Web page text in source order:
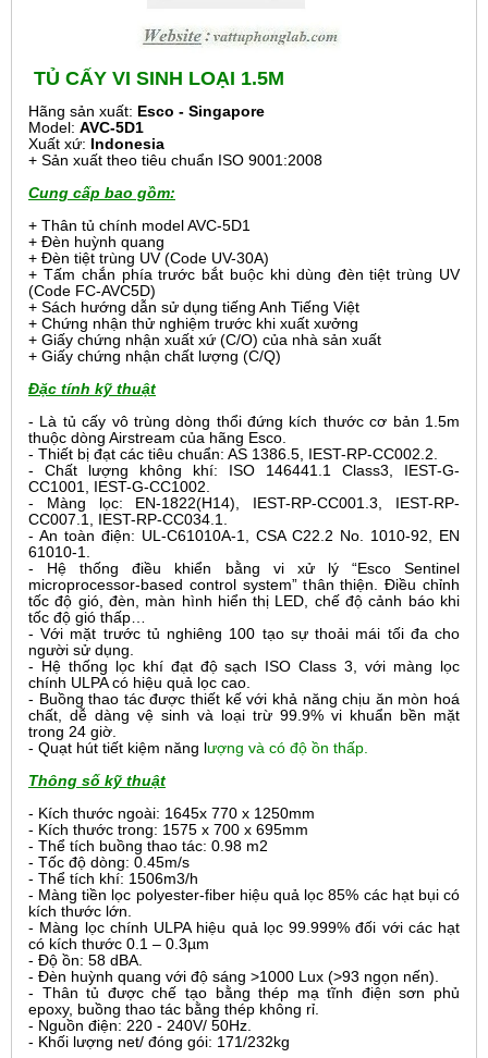
TỦ CẤY VI SINH LOẠI 1.5M
Hãng sản xuất: Esco - Singapore
Model: AVC-5D1
Xuất xứ: Indonesia
+ Sản xuất theo tiêu chuẩn ISO 9001:2008
Cung cấp bao gồm:
+ Thân tủ chính model AVC-5D1
+ Đèn huỳnh quang
+ Đèn tiệt trùng UV (Code UV-30A)
+ Tấm chắn phía trước bắt buộc khi dùng đèn tiệt trùng UV
(Code FC-AVC5D)
+ Sách hướng dẫn sử dụng tiếng Anh Tiếng Việt
+ Chứng nhận thử nghiệm trước khi xuất xưởng
+ Giấy chứng nhận xuất xứ (C/O) của nhà sản xuất
+ Giấy chứng nhận chất lượng (C/Q)
Đặc tính kỹ thuật
- Là tủ cấy vô trùng dòng thổi đứng kích thước cơ bản 1.5m
thuộc dòng Airstream của hãng Esco.
- Thiết bị đạt các tiêu chuẩn: AS 1386.5, IEST-RP-CC002.2.
- Chất lượng không khí: ISO 146441.1 Class3, IEST-G-
CC1001, IEST-G-CC1002.
- Màng lọc: EN-1822(H14), IEST-RP-CC001.3, IEST-RP-
CC007.1, IEST-RP-CC034.1.
- An toàn điện: UL-C61010A-1, CSA C22.2 No. 1010-92, EN
61010-1.
- Hệ thống điều khiển bằng vi xử lý “Esco Sentinel
microprocessor-based control system” thân thiện. Điều chỉnh
tốc độ gió, đèn, màn hình hiển thị LED, chế độ cảnh báo khi
tốc độ gió thấp…
- Với mặt trước tủ nghiêng 100 tạo sự thoải mái tối đa cho
người sử dụng.
- Hệ thống lọc khí đạt độ sạch ISO Class 3, với màng lọc
chính ULPA có hiệu quả lọc cao.
- Buồng thao tác được thiết kế với khả năng chịu ăn mòn hoá
chất, dễ dàng vệ sinh và loại trừ 99.9% vi khuẩn bền mặt
trong 24 giờ.
- Quạt hút tiết kiệm năng lượng và có độ ồn thấp.
Thông số kỹ thuật
- Kích thước ngoài: 1645x 770 x 1250mm
- Kích thước trong: 1575 x 700 x 695mm
- Thể tích buồng thao tác: 0.98 m2
- Tốc độ dòng: 0.45m/s
- Thể tích khí: 1506m3/h
- Màng tiền lọc polyester-fiber hiệu quả lọc 85% các hạt bụi có
kích thước lớn.
- Màng lọc chính ULPA hiệu quả lọc 99.999% đối với các hạt
có kích thước 0.1 – 0.3µm
- Độ ồn: 58 dBA.
- Đèn huỳnh quang với độ sáng >1000 Lux (>93 ngọn nến).
- Thân tủ được chế tạo bằng thép mạ tĩnh điện sơn phủ
epoxy, buồng thao tác bằng thép không rỉ.
- Nguồn điện: 220 - 240V/ 50Hz.
- Khối lượng net/ đóng gói: 171/232kg